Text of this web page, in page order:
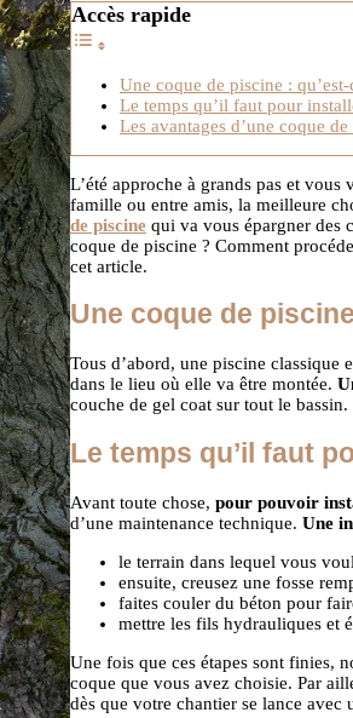
Accès rapide
Une coque de piscine : qu’est-
Le temps qu’il faut pour
Les avantages d’une coque
L’été approche à grands pas et
famille ou entre amis, la meilleure
de piscine qui va vous épargner des
coque de piscine ? Comment
cet article.
Une coque de
Tous d’abord, une piscine classique
dans le lieu où elle va être montée.
couche de gel coat sur tout le bassin.
Le temps qu’il faut
Avant toute chose, pour pouvoir
d’une maintenance technique. Une
le terrain dans lequel vous
ensuite, creusez une fosse
faites couler du béton pour
mettre les fils hydrauliques et
Une fois que ces étapes sont finies,
coque que vous avez choisie. Par
dès que votre chantier se lance